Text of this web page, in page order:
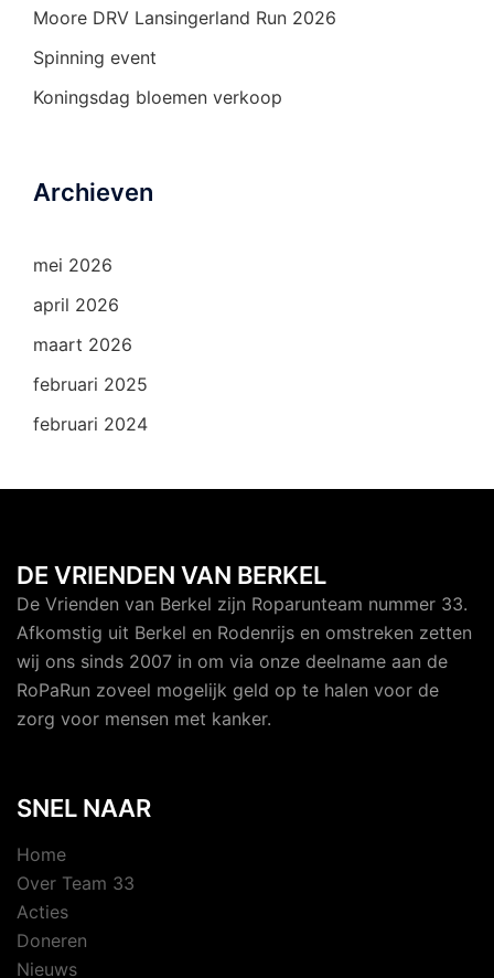
Moore DRV Lansingerland Run 2026
Spinning event
Koningsdag bloemen verkoop
Archieven
mei 2026
april 2026
maart 2026
februari 2025
februari 2024
DE VRIENDEN VAN BERKEL
De Vrienden van Berkel zijn Roparunteam nummer 33.
Afkomstig uit Berkel en Rodenrijs en omstreken zetten
wij ons sinds 2007 in om via onze deelname aan de
RoPaRun zoveel mogelijk geld op te halen voor de
zorg voor mensen met kanker.
SNEL NAAR
Home
Over Team 33
Acties
Doneren
Nieuws